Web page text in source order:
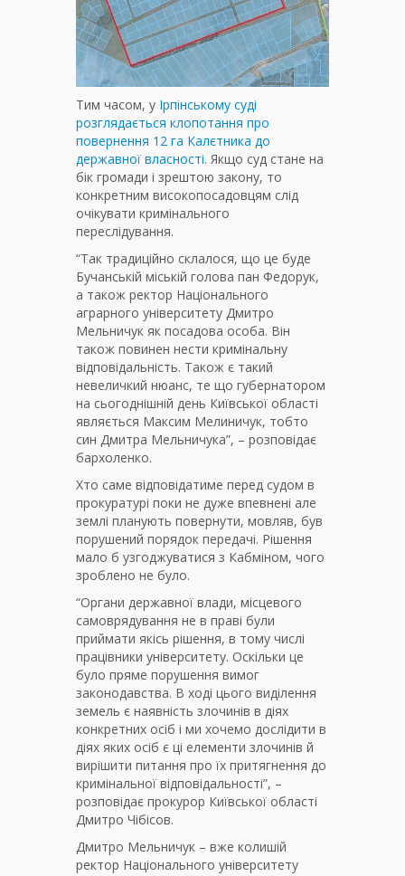
Тим часом, у Ірпінському суді
розглядається клопотання про
повернення 12 га Калєтника до
державної власності. Якщо суд стане на
бік громади і зрештою закону, то
конкретним високопосадовцям слід
очікувати кримінального
переслідування.
“Так традиційно склалося, що це буде
Бучанській міській голова пан Федорук,
а також ректор Національного
аграрного університету Дмитро
Мельничук як посадова особа. Він
також повинен нести кримінальну
відповідальність. Також є такий
невеличкий нюанс, те що губернатором
на сьогоднішній день Київської області
являється Максим Мелиничук, тобто
син Дмитра Мельничука”, – розповідає
бархоленко.
Хто саме відповідатиме перед судом в
прокуратурі поки не дуже впевнені але
землі планують повернути, мовляв, був
порушений порядок передачі. Рішення
мало б узгоджуватися з Кабміном, чого
зроблено не було.
“Органи державної влади, місцевого
самоврядування не в праві були
приймати якісь рішення, в тому числі
працівники університету. Оскільки це
було пряме порушення вимог
законодавства. В ході цього виділення
земель є наявність злочинів в діях
конкретних осіб і ми хочемо дослідити в
діях яких осіб є ці елементи злочинів й
вирішити питання про їх притягнення до
кримінальної відповідальності”, –
розповідає прокурор Київської області
Дмитро Чібісов.
Дмитро Мельничук – вже колишій
ректор Національного університету